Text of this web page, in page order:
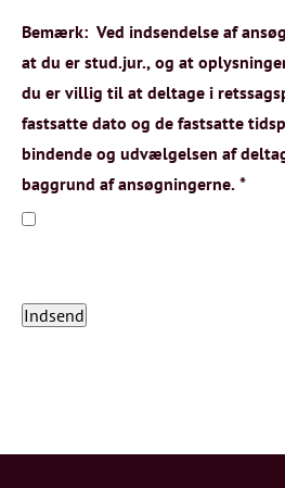
Bemærk: Ved indsendelse af
at du er stud.jur., og at
du er villig til at deltage i
fastsatte dato og de fastsatte
bindende og udvælgelsen af
baggrund af ansøgningerne. *